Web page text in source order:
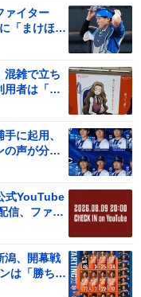
ァイター
「まけほ」
でカード
混雑で立ち
用者は「過
に起用、
の声が分
なく戸柱
式YouTube
信、ファン
間」に歓
潟、開幕戦
は「勝ち点